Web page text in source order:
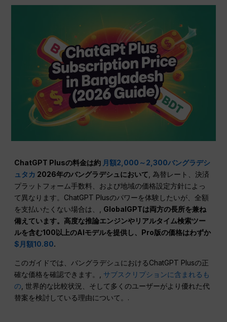
ChatGPT Plusの料金は約 月額2,000～2,300バングラデシ
ュタカ 2026年のバングラデシュにおいて , 為替レート、決済
プラットフォーム手数料、および地域の価格設定方針によっ
て異なります。ChatGPT Plusのパワーを体験したいが、全額
を支払いたくない場合は、, GlobalGPTは両方の長所を兼ね
備えています。高度な推論エンジンやリアルタイム検索ツー
ルを含む100以上のAIモデルを提供し、Pro版の価格はわずか
$月額10.80.
このガイドでは、バングラデシュにおけるChatGPT Plusの正
確な価格を確認できます。,サブスクリプションに含まれるも
の , 世界的な比較状況、そして多くのユーザーがより優れた代
替案を検討している理由について。.